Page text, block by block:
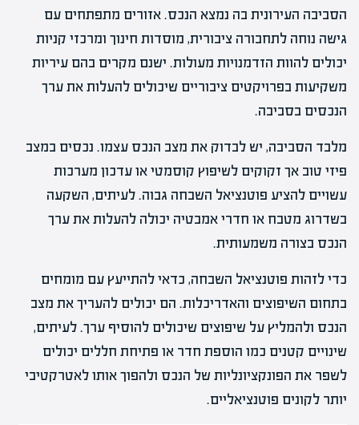
הסביבה העירונית בה נמצא הנכס. אזורים מתפתחים עם
גישה נוחה לתחבורה ציבורית, מוסדות חינוך ומרכזי קניות
יכולים להוות הזדמנויות מעולות. ישנם מקרים בהם עיריות
משקיעות בפרויקטים ציבוריים שיכולים להעלות את ערך
הנכסים בסביבה.
מלבד הסביבה, יש לבדוק את מצב הנכס עצמו. נכסים במצב
פיזי טוב אך זקוקים לשיפוץ קוסמטי או עדכון מערכות
עשויים להציע פוטנציאל השבחה גבוה. לעיתים, השקעה
בשדרוג מטבח או חדרי אמבטיה יכולה להעלות את ערך
הנכס בצורה משמעותית.
כדי לזהות פוטנציאל השבחה, כדאי להתייעץ עם מומחים
בתחום השיפוצים והאדריכלות. הם יכולים להעריך את מצב
הנכס ולהמליץ על שיפוצים שיכולים להוסיף ערך. לעיתים,
שינויים קטנים כמו הוספת חדר או פתיחת חללים יכולים
לשפר את הפונקציונליות של הנכס ולהפוך אותו לאטרקטיבי
יותר לקונים פוטנציאליים.